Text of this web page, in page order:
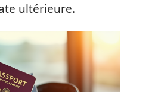
ultérieure.